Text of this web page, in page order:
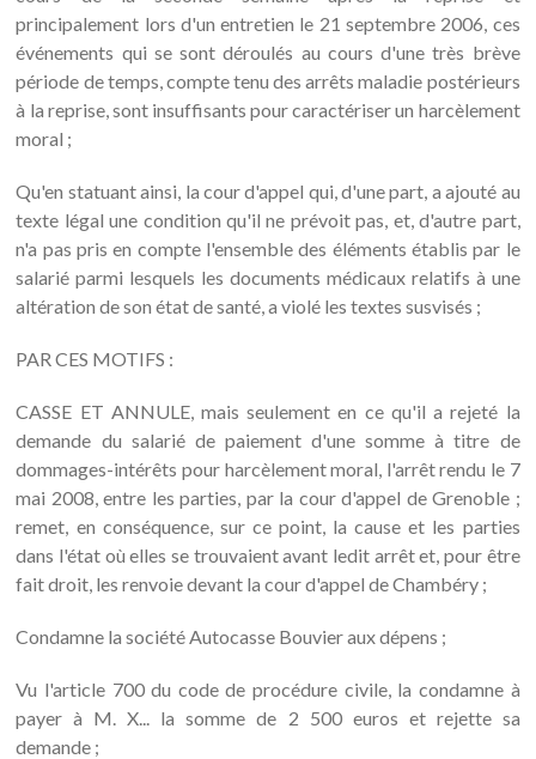
principalement lors d'un entretien le 21 septembre 2006, ces
événements qui se sont déroulés au cours d'une très brève
période de temps, compte tenu des arrêts maladie postérieurs
à la reprise, sont insuffisants pour caractériser un harcèlement
moral ;
Qu'en statuant ainsi, la cour d'appel qui, d'une part, a ajouté au
texte légal une condition qu'il ne prévoit pas, et, d'autre part,
n'a pas pris en compte l'ensemble des éléments établis par le
salarié parmi lesquels les documents médicaux relatifs à une
altération de son état de santé, a violé les textes susvisés ;
PAR CES MOTIFS :
CASSE ET ANNULE, mais seulement en ce qu'il a rejeté la
demande du salarié de paiement d'une somme à titre de
dommages-intérêts pour harcèlement moral, l'arrêt rendu le 7
mai 2008, entre les parties, par la cour d'appel de Grenoble ;
remet, en conséquence, sur ce point, la cause et les parties
dans l'état où elles se trouvaient avant ledit arrêt et, pour être
fait droit, les renvoie devant la cour d'appel de Chambéry ;
Condamne la société Autocasse Bouvier aux dépens ;
Vu l'article 700 du code de procédure civile, la condamne à
payer à M. X... la somme de 2 500 euros et rejette sa
demande ;